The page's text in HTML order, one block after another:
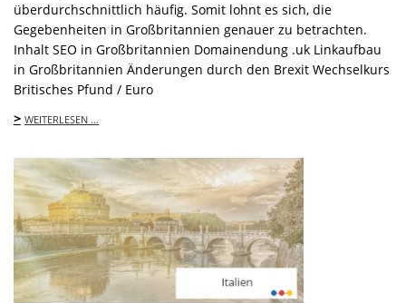
überdurchschnittlich häufig. Somit lohnt es sich, die
Gegebenheiten in Großbritannien genauer zu betrachten.
Inhalt SEO in Großbritannien Domainendung .uk Linkaufbau
in Großbritannien Änderungen durch den Brexit Wechselkurs
Britisches Pfund / Euro
> WEITERLESEN …